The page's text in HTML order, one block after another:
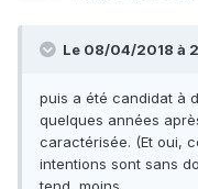
Le 08/04/2018 à
puis a été candidat à
quelques années
caractérisée. (Et oui,
intentions sont sans